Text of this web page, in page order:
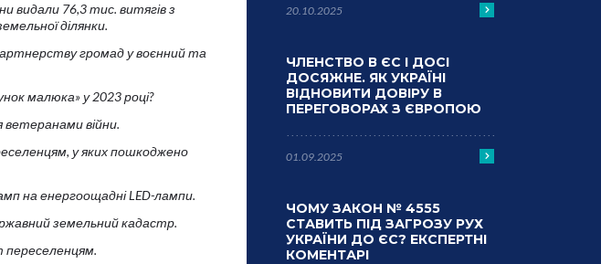
видали 76,3 тис. витягів з
ділянки.
громад у воєнний та
малюка» у 2023 році?
ветеранами війни.
у яких пошкоджено
на енергоощадні LED-лампи.
земельний кадастр.
20.10.2025
ЧЛЕНСТВО В ЄС І ДОСІ
ДОСЯЖНЕ. ЯК УКРАЇНІ
ВІДНОВИТИ ДОВІРУ В
ПЕРЕГОВОРАХ З ЄВРОПОЮ
01.09.2025
ЧОМУ ЗАКОН № 4555
СТАВИТЬ ПІД ЗАГРОЗУ РУХ
УКРАЇНИ ДО ЄС? ЕКСПЕРТНІ
КОМЕНТАРІ